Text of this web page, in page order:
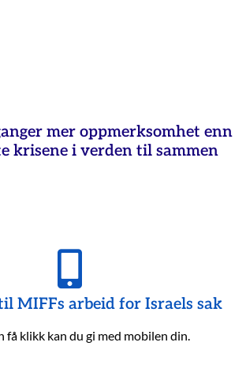
mer oppmerksomhet enn
krisene i verden til sammen
MIFFs arbeid for Israels sak
få klikk kan du gi med mobilen din.